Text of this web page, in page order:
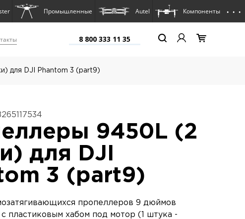
Промышленные Autel Компоненты . . .
8 800 333 11 35
для DJI Phantom 3 (part9)
9450L (2
для DJI
3 (part9)
пропеллеров 9 дюймов
пластиковым хабом под мотор (1 штука -